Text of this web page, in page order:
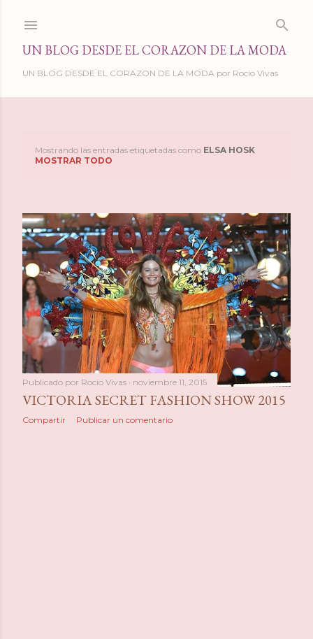
UN BLOG DESDE EL CORAZON DE LA MODA
UN BLOG DESDE EL CORAZON DE LA MODA por Rocio Vivas
t
r
a
d
a
s
Mostrando las entradas etiquetadas como ELSA HOSK
MOSTRAR TODO
Publicado por Rocio Vivas noviembre 11, 2015
VICTORIA SECRET FASHION SHOW 2015
Compartir Publicar un comentario